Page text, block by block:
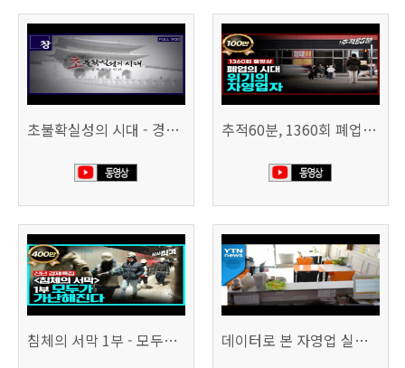
초불확실성의 시대 - 경제를 구하라 494회 (KBS 25.2.11) 추적60분, 1360회 폐업의 시대, 위기의 자영업자
침체의 서막 1부 - 모두가 가난해진다 | 시사직격 신년특집 데이터로 본 자영업 실태 - 매출 '뚝', 장수 업소도 '휘청'